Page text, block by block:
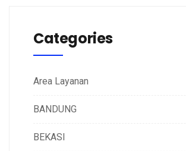
Categories
Area Layanan
BANDUNG
BEKASI